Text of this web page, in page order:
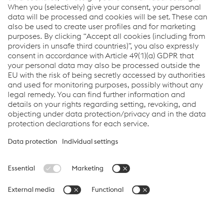
VAMAV Academy by Railway Systems
Career
Career at VAMAV Vasúti Berendezések
Links
Applications
Products
Services
Job & Career
Terms and Conditions
Cookie settings